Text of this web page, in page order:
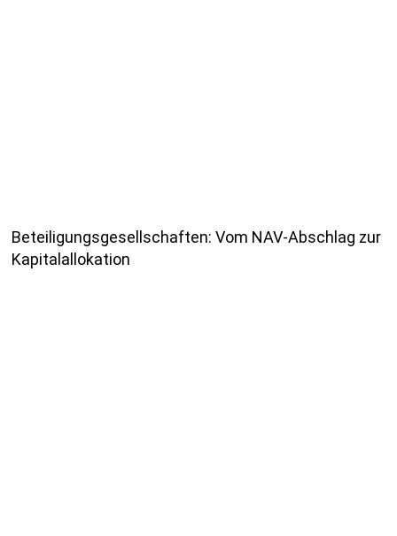
Beteiligungsgesellschaften: Vom NAV-Abschlag zur
Kapitalallokation